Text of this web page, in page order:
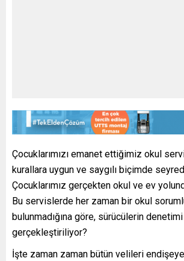
Çocuklarımızı emanet ettiğimiz okul
kurallara uygun ve saygılı biçimde
Çocuklarımız gerçekten okul ve ev
Bu servislerde her zaman bir okul
bulunmadığına göre, sürücülerin denetimi
gerçekleştiriliyor?
İşte zaman zaman bütün velileri